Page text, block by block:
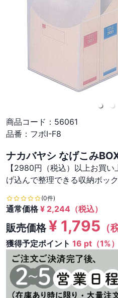
商品コード： 56061
品番： フボI-F8
ナカバヤシ なげこみ
【2980円（税込）以上お買
げ込んで整理できる収納ボック
(0件)
通常価格¥ 2,244 （税込）
販売価格¥ 1,795 （
獲得予定ポイント 16 pt（1%）